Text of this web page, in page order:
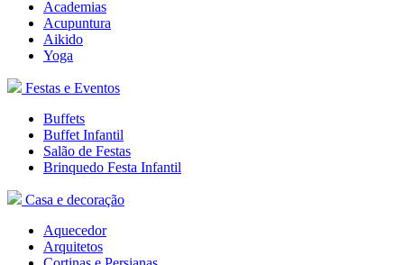
Academias
Acupuntura
Aikido
Yoga
Festas e Eventos
Buffets
Buffet Infantil
Salão de Festas
Brinquedo Festa Infantil
Casa e decoração
Aquecedor
Arquitetos